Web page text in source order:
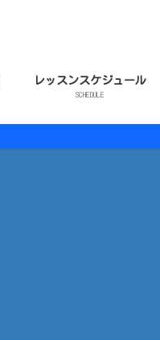
レッスンスケジュール
SCHEDULE